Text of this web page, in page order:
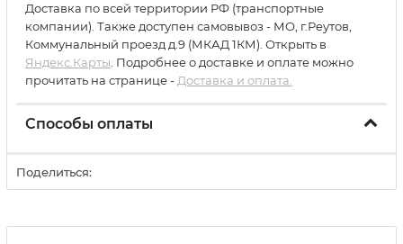
Доставка по всей территории РФ (транспортные
компании). Также доступен самовывоз - МО, г.Реутов,
Коммунальный проезд д.9 (МКАД 1КМ). Открыть в
Яндекс.Карты . Подробнее о доставке и оплате можно
прочитать на странице - Доставка и оплата.
Способы оплаты
Поделиться: